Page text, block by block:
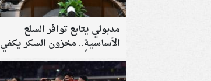
مدبولي يتابع توافر السلع
الأساسية.. مخزون السكر يكفي
عامًا كاملًا وتشديد الرقابة على
الأسواق